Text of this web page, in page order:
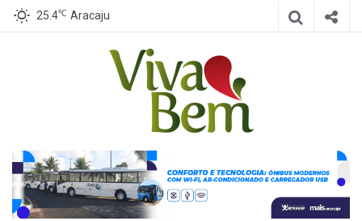
25.4℃ Aracaju
Canal Viva
Bem